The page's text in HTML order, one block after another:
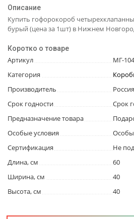
Описание
Купить гофорокороб
бурый (цена за 1шт) в Нижнем
Коротко о товаре
Артикул
МГ-
Категория
Производитель
Россия
Срок годности
Срок
Предназначение товара
Особые условия
Сертификация
Не
Длина, см
60
Ширина, см
40
Высота, см
40